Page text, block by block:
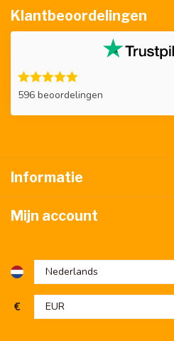
Klantbeoordelingen
596 beoordelingen
Informatie
Mijn account
€